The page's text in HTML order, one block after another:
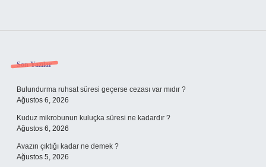
Sidebar
Son Yazılar
Bulundurma ruhsat süresi geçerse cezası var mıdır ?
Ağustos 6, 2026
Kuduz mikrobunun kuluçka süresi ne kadardır ?
Ağustos 6, 2026
Avazın çıktığı kadar ne demek ?
Ağustos 5, 2026